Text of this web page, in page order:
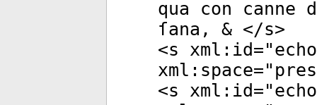
qua con canne
ſana, & </s>
<s xml:id="
xml:space="
<s xml:id="